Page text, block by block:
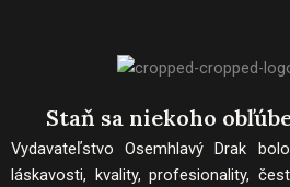
Staň sa niekoho
Vydavateľstvo Osemhlavý Drak
láskavosti, kvality, profesionality,